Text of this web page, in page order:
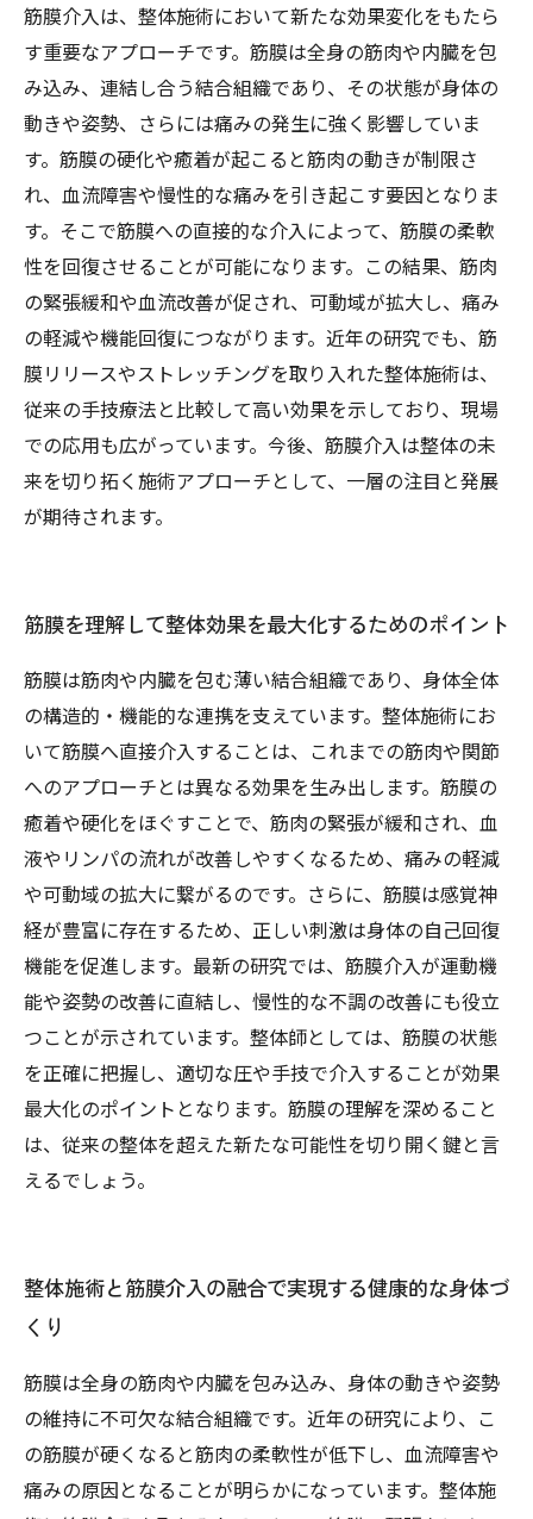
筋膜介入は、整体施術において新たな効果変化をもたら
す重要なアプローチです。筋膜は全身の筋肉や内臓を包
み込み、連結し合う結合組織であり、その状態が身体の
動きや姿勢、さらには痛みの発生に強く影響していま
す。筋膜の硬化や癒着が起こると筋肉の動きが制限さ
れ、血流障害や慢性的な痛みを引き起こす要因となりま
す。そこで筋膜への直接的な介入によって、筋膜の柔軟
性を回復させることが可能になります。この結果、筋肉
の緊張緩和や血流改善が促され、可動域が拡大し、痛み
の軽減や機能回復につながります。近年の研究でも、筋
膜リリースやストレッチングを取り入れた整体施術は、
従来の手技療法と比較して高い効果を示しており、現場
での応用も広がっています。今後、筋膜介入は整体の未
来を切り拓く施術アプローチとして、一層の注目と発展
が期待されます。
筋膜を理解して整体効果を最大化するためのポイント
筋膜は筋肉や内臓を包む薄い結合組織であり、身体全体
の構造的・機能的な連携を支えています。整体施術にお
いて筋膜へ直接介入することは、これまでの筋肉や関節
へのアプローチとは異なる効果を生み出します。筋膜の
癒着や硬化をほぐすことで、筋肉の緊張が緩和され、血
液やリンパの流れが改善しやすくなるため、痛みの軽減
や可動域の拡大に繋がるのです。さらに、筋膜は感覚神
経が豊富に存在するため、正しい刺激は身体の自己回復
機能を促進します。最新の研究では、筋膜介入が運動機
能や姿勢の改善に直結し、慢性的な不調の改善にも役立
つことが示されています。整体師としては、筋膜の状態
を正確に把握し、適切な圧や手技で介入することが効果
最大化のポイントとなります。筋膜の理解を深めること
は、従来の整体を超えた新たな可能性を切り開く鍵と言
えるでしょう。
整体施術と筋膜介入の融合で実現する健康的な身体づ
くり
筋膜は全身の筋肉や内臓を包み込み、身体の動きや姿勢
の維持に不可欠な結合組織です。近年の研究により、こ
の筋膜が硬くなると筋肉の柔軟性が低下し、血流障害や
痛みの原因となることが明らかになっています。整体施